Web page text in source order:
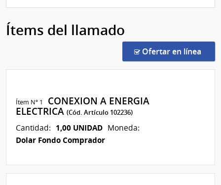
Ítems del llamado
Ofertar en línea
Ítem Nº 1
CONEXION A ENERGIA
ELECTRICA(Cód. Artículo 102236)
Cantidad: 1,00 UNIDAD Moneda:
Dolar Fondo Comprador